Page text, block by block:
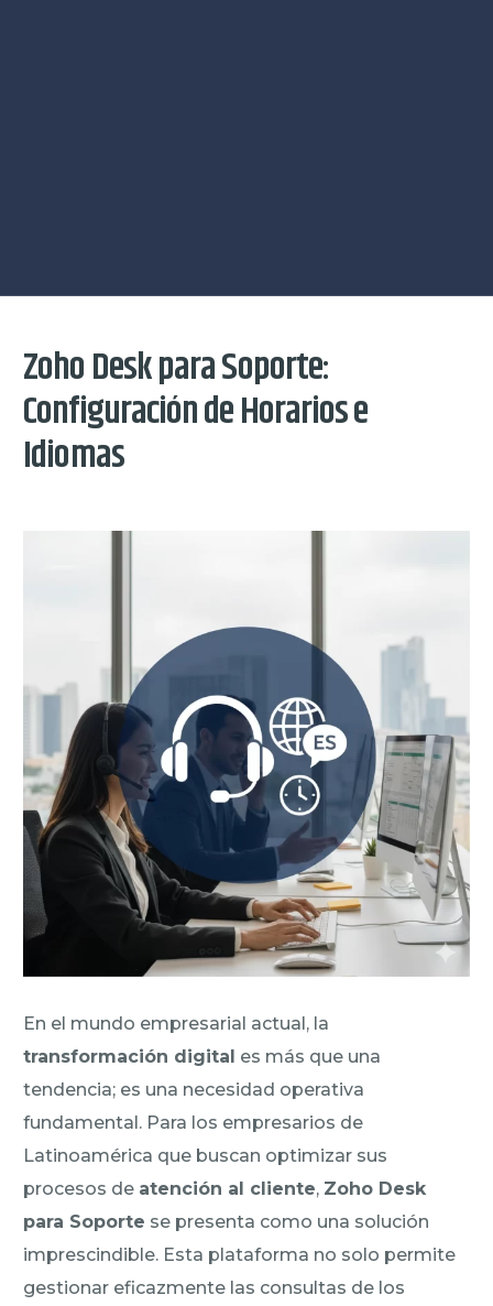
Zoho Desk para Soporte:
Configuración de Horarios e
Idiomas
En el mundo empresarial actual, la
transformación digital es más que una
tendencia; es una necesidad operativa
fundamental. Para los empresarios de
Latinoamérica que buscan optimizar sus
procesos de atención al cliente, Zoho Desk
para Soporte se presenta como una solución
imprescindible. Esta plataforma no solo permite
gestionar eficazmente las consultas de los